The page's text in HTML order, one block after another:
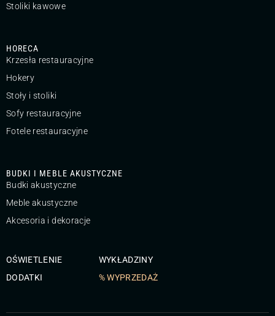
Stoliki kawowe
HORECA
Krzesła restauracyjne
Hokery
Stoły i stoliki
Sofy restauracyjne
Fotele restauracyjne
BUDKI I MEBLE AKUSTYCZNE
Budki akustyczne
Meble akustyczne
Akcesoria i dekoracje
OŚWIETLENIE
DODATKI
WYKŁADZINY
% WYPRZEDAŻ